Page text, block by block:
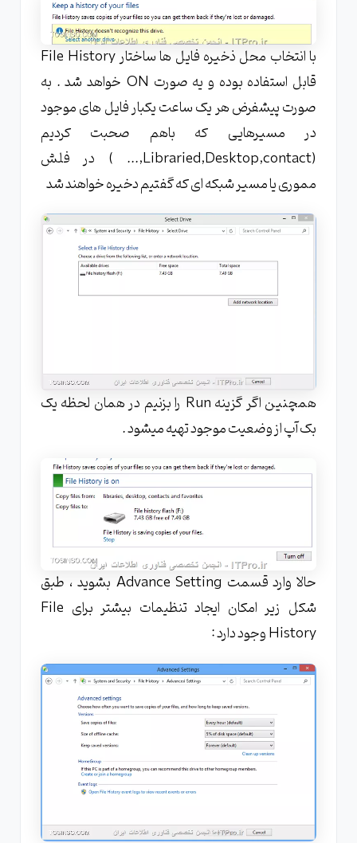
با انتخاب محل ذخیره فایل ها ساختار File History
قابل استفاده بوده و یه صورت ON خواهد شد . به
صورت پیشفرض هر یک ساعت یکبار فایل های موجود
در مسیرهایی که باهم صحبت کردیم
(Libraried,Desktop,contact,... ) در فلش
مموری یا مسیر شبکه ای که گفتیم دخیره خواهند شد
همچنین اگر گزینه Run را بزنیم در همان لحظه یک
بک آپ از وضعیت موجود تهیه میشود .
حالا وارد قسمت Advance Setting بشوید ، طبق
شکل زیر امکان ایجاد تنظیمات بیشتر برای File
History وجود دارد :